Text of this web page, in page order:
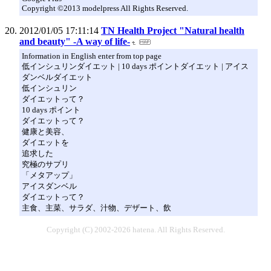
Copyright ©2013 modelpress All Rights Reserved.
2012/01/05 17:11:14 TN Health Project "Natural health
and beauty" -A way of life-
Information in English enter from top page
低インシュリンダイエット | 10 days ポイントダイエット | アイス
ダンベルダイエット
低インシュリン
ダイエットって？
10 days ポイント
ダイエットって？
健康と美容、
ダイエットを
追求した
究極のサプリ
「メタアップ」
アイスダンベル
ダイエットって？
主食、主菜、サラダ、汁物、デザート、飲
Copyright (C) 2002-2026 hatena. All Rights Reserved.